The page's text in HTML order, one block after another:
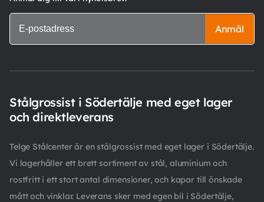
Anmäl
Stålgrossist i Södertälje med eget lager
och direktleverans
Telge Stålcenter är en stålgrossist med eget lager i Södertälje.
Vi lagerhåller ett brett sortiment av stål, aluminium och
rostfritt i ett stort antal dimensioner, och kapar till önskade
mått och vinklar. Leverans sker med egen bil i Södertälje,